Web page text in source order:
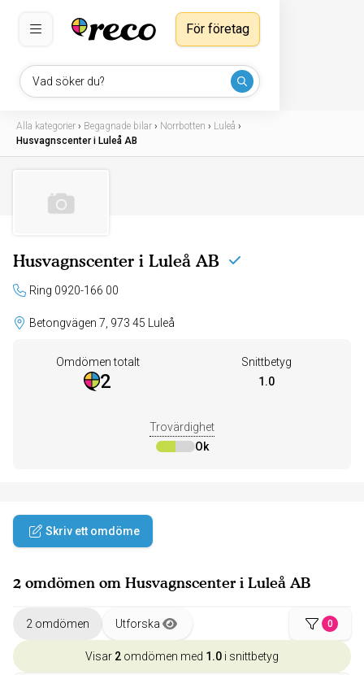
Vad söker du?
För företag
Alla kategorier › Begagnade bilar › Norrbotten › Luleå ›
Husvagnscenter i Luleå AB
Husvagnscenter i Luleå AB
Ring 0920-166 00
Betongvägen 7, 973 45 Luleå
Omdömen totalt
2
Snittbetyg
1.0
Trovärdighet
Ok
Skriv ett omdöme
2 omdömen om Husvagnscenter i Luleå AB
2 omdömen Utforska 0
Visar 2 omdömen med 1.0 i snittbetyg